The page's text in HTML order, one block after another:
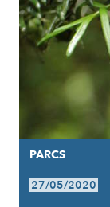
PARCS
27/05/2020